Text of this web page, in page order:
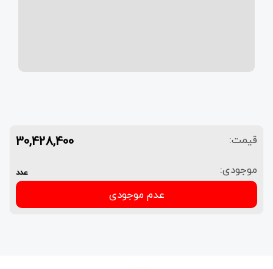
قیمت: 30,428,400
موجودی: عدد
عدم موجودی